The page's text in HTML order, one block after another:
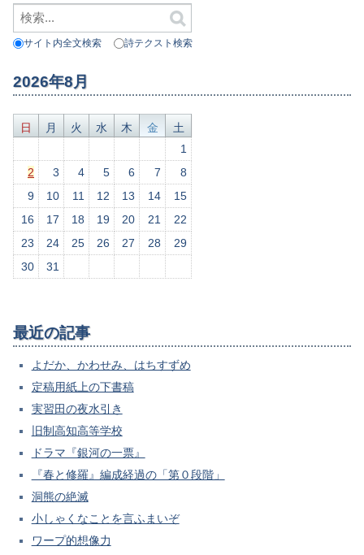
サイト内全文検索 詩テクスト検索
2026年8月
日 月 火 水 木 金
土
1
2
3 4 5 6 7
8
9
10 11 12 13 14
15
16
17 18 19 20 21
22
23
24 25 26 27 28
29
30
31
最近の記事
よだか、かわせみ、はちすずめ
定稿用紙上の下書稿
実習田の夜水引き
旧制高知高等学校
ドラマ『銀河の一票』
『春と修羅』編成経過の「第０段階」
洞熊の絶滅
小しゃくなことを言ふまいぞ
ワープ的想像力